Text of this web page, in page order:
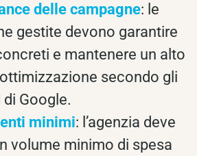
delle campagne: le
gestite devono garantire
e mantenere un alto
secondo gli
Google.
minimi: l’agenzia deve
volume minimo di spesa